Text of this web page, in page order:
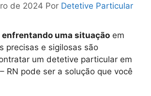
de 2024 Por Detetive Particular
enfrentando uma situação em
precisas e sigilosas são
um detetive particular em
RN pode ser a solução que você